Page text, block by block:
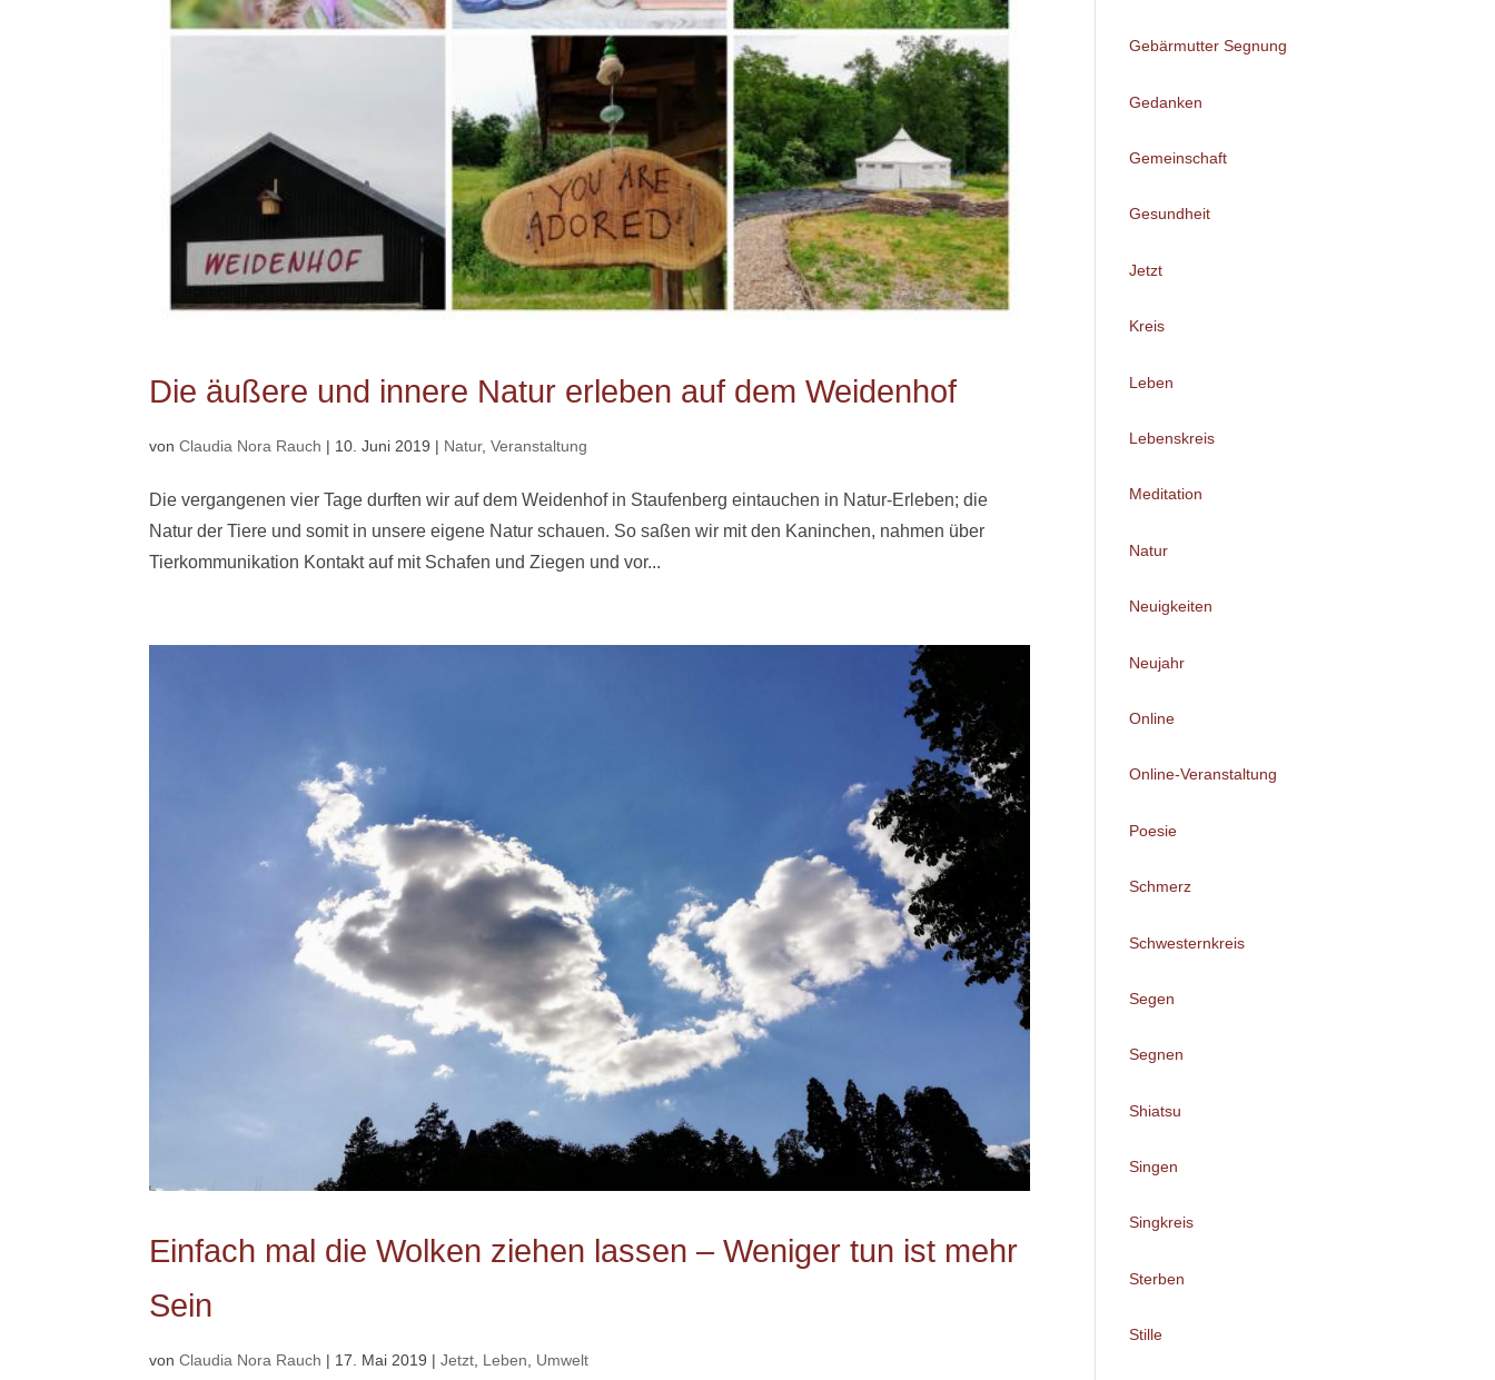
Die äußere und innere Natur erleben auf dem Weidenhof
vonClaudia Nora Rauch | 10. Juni 2019 | Natur,Veranstaltung
Die vergangenen vier Tage durften wir auf dem Weidenhof in Staufenberg eintauchen in Natur-Erleben; die
Natur der Tiere und somit in unsere eigene Natur schauen. So saßen wir mit den Kaninchen, nahmen über
Tierkommunikation Kontakt auf mit Schafen und Ziegen und vor...
Einfach mal die Wolken ziehen lassen – Weniger tun ist mehr
Sein
vonClaudia Nora Rauch | 17. Mai 2019 |Jetzt Leben Umwelt
Gebärmutter Segnung
Gedanken
Gemeinschaft
Gesundheit
Jetzt
Kreis
Leben
Lebenskreis
Meditation
Natur
Neuigkeiten
Neujahr
Online
Online-Veranstaltung
Poesie
Schmerz
Schwesternkreis
Segen
Segnen
Shiatsu
Singen
Singkreis
Sterben
Stille